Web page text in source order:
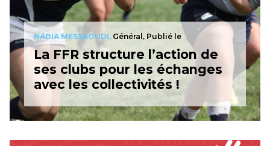
NADIA MESSAOUDI, Général, Publié le
La FFR structure l’action de
ses clubs pour les échanges
avec les collectivités !